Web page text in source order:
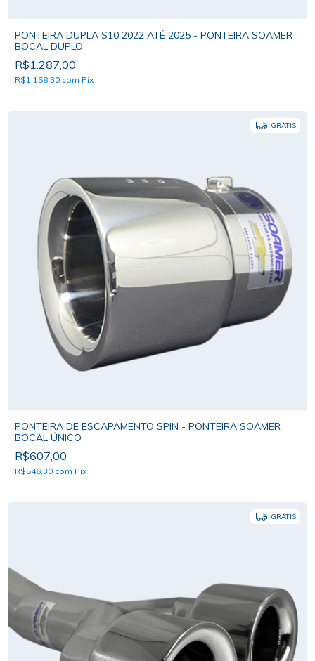
PONTEIRA DUPLA S10 2022 ATÉ 2025 - PONTEIRA SOAMER
BOCAL DUPLO
R$1.287,00
R$1.158,30 com Pix
GRÁTIS
PONTEIRA DE ESCAPAMENTO SPIN - PONTEIRA SOAMER
BOCAL ÚNICO
R$607,00
R$546,30 com Pix
GRÁTIS